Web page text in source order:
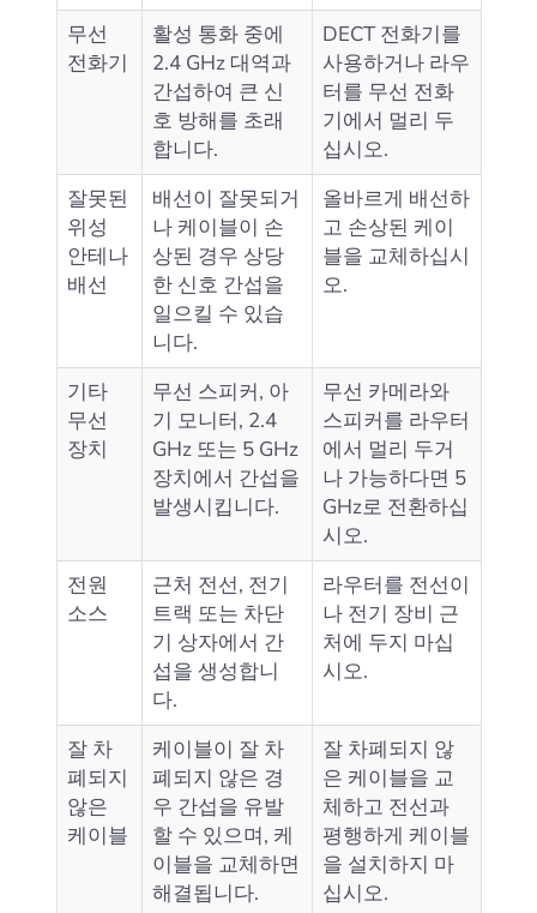
무선
전화기
활성 통화 중에
2.4 GHz 대역과
간섭하여 큰 신
호 방해를 초래
합니다.
DECT 전화기를
사용하거나 라우
터를 무선 전화
기에서 멀리 두
십시오.
잘못된
위성
안테나
배선
배선이 잘못되거
나 케이블이 손
상된 경우 상당
한 신호 간섭을
일으킬 수 있습
니다.
올바르게 배선하
고 손상된 케이
블을 교체하십시
오.
기타
무선
장치
무선 스피커, 아
기 모니터, 2.4
GHz 또는 5 GHz
장치에서 간섭을
발생시킵니다.
무선 카메라와
스피커를 라우터
에서 멀리 두거
나 가능하다면 5
GHz로 전환하십
시오.
전원
소스
근처 전선, 전기
트랙 또는 차단
기 상자에서 간
섭을 생성합니
다.
라우터를 전선이
나 전기 장비 근
처에 두지 마십
시오.
잘 차
폐되지
않은
케이블
케이블이 잘 차
폐되지 않은 경
우 간섭을 유발
할 수 있으며, 케
이블을 교체하면
해결됩니다.
잘 차폐되지 않
은 케이블을 교
체하고 전선과
평행하게 케이블
을 설치하지 마
십시오.